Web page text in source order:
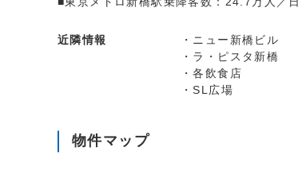
近隣情報
・ニュー新橋ビル
・ラ・ピスタ新橋
・各飲食店
・SL広場
物件マップ